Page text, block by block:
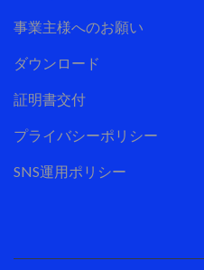
事業主様へのお願い
ダウンロード
証明書交付
プライバシーポリシー
SNS運用ポリシー